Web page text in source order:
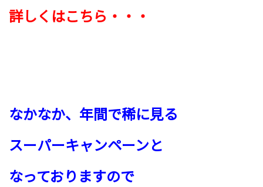
詳しくはこちら・・・
なかなか、年間で稀に見る
スーパーキャンペーンと
なっておりますので